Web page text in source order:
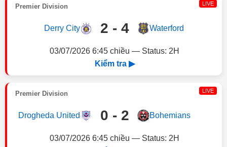
Premier Division LIVE
Derry City 2 - 4 Waterford
03/07/2026 6:45 chiều — Status: 2H
Kiểm tra ▶
Premier Division LIVE
Drogheda United 0 - 2 Bohemians
03/07/2026 6:45 chiều — Status: 2H